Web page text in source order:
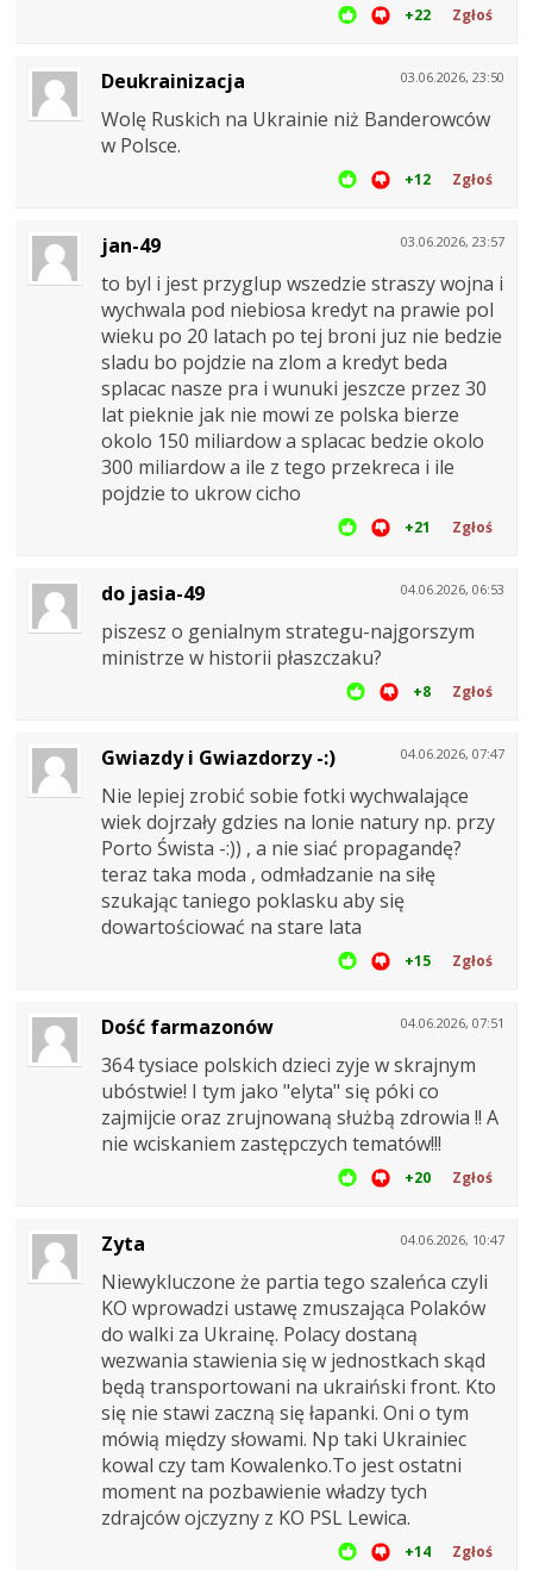
+22 Zgłoś
03.06.2026, 23:50
Deukrainizacja
Wolę Ruskich na Ukrainie niż Banderowców
w Polsce.
+12 Zgłoś
03.06.2026, 23:57
jan-49
to byl i jest przyglup wszedzie straszy wojna i
wychwala pod niebiosa kredyt na prawie pol
wieku po 20 latach po tej broni juz nie bedzie
sladu bo pojdzie na zlom a kredyt beda
splacac nasze pra i wunuki jeszcze przez 30
lat pieknie jak nie mowi ze polska bierze
okolo 150 miliardow a splacac bedzie okolo
300 miliardow a ile z tego przekreca i ile
pojdzie to ukrow cicho
+21 Zgłoś
04.06.2026, 06:53
do jasia-49
piszesz o genialnym strategu-najgorszym
ministrze w historii płaszczaku?
+8 Zgłoś
04.06.2026, 07:47
Gwiazdy i Gwiazdorzy -:)
Nie lepiej zrobić sobie fotki wychwalające
wiek dojrzały gdzies na lonie natury np. przy
Porto Śwista -:)) , a nie siać propagandę?
teraz taka moda , odmładzanie na siłę
szukając taniego poklasku aby się
dowartościować na stare lata
+15 Zgłoś
04.06.2026, 07:51
Dość farmazonów
364 tysiace polskich dzieci zyje w skrajnym
ubóstwie! I tym jako "elyta" się póki co
zajmijcie oraz zrujnowaną służbą zdrowia !! A
nie wciskaniem zastępczych tematów!!!
+20 Zgłoś
04.06.2026, 10:47
Zyta
Niewykluczone że partia tego szaleńca czyli
KO wprowadzi ustawę zmuszająca Polaków
do walki za Ukrainę. Polacy dostaną
wezwania stawienia się w jednostkach skąd
będą transportowani na ukraiński front. Kto
się nie stawi zaczną się łapanki. Oni o tym
mówią między słowami. Np taki Ukrainiec
kowal czy tam Kowalenko.To jest ostatni
moment na pozbawienie władzy tych
zdrajców ojczyzny z KO PSL Lewica.
+14 Zgłoś